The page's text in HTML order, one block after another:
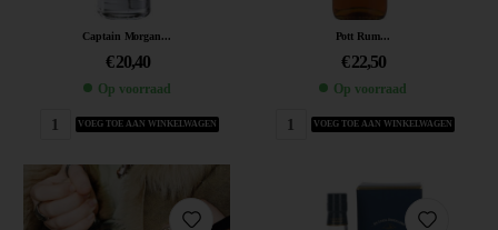
Captain Morgan...
€20,40
Op voorraad
VOEG TOE AAN WINKELWAGEN
Pott Rum...
€22,50
Op voorraad
VOEG TOE AAN WINKELWAGEN